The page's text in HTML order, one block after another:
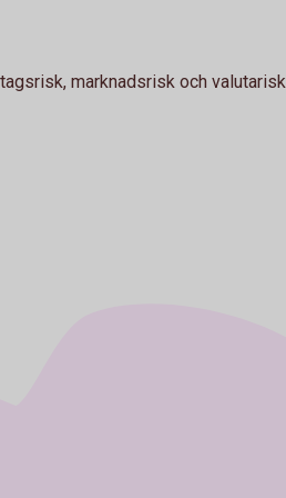
marknadsrisk och valutarisk